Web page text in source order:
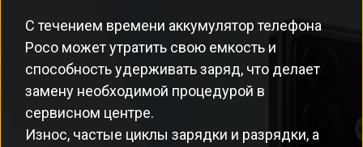
С течением времени аккумулятор телефона
Poco может утратить свою емкость и
способность удерживать заряд, что делает
замену необходимой процедурой в
сервисном центре.
Износ, частые циклы зарядки и разрядки, а